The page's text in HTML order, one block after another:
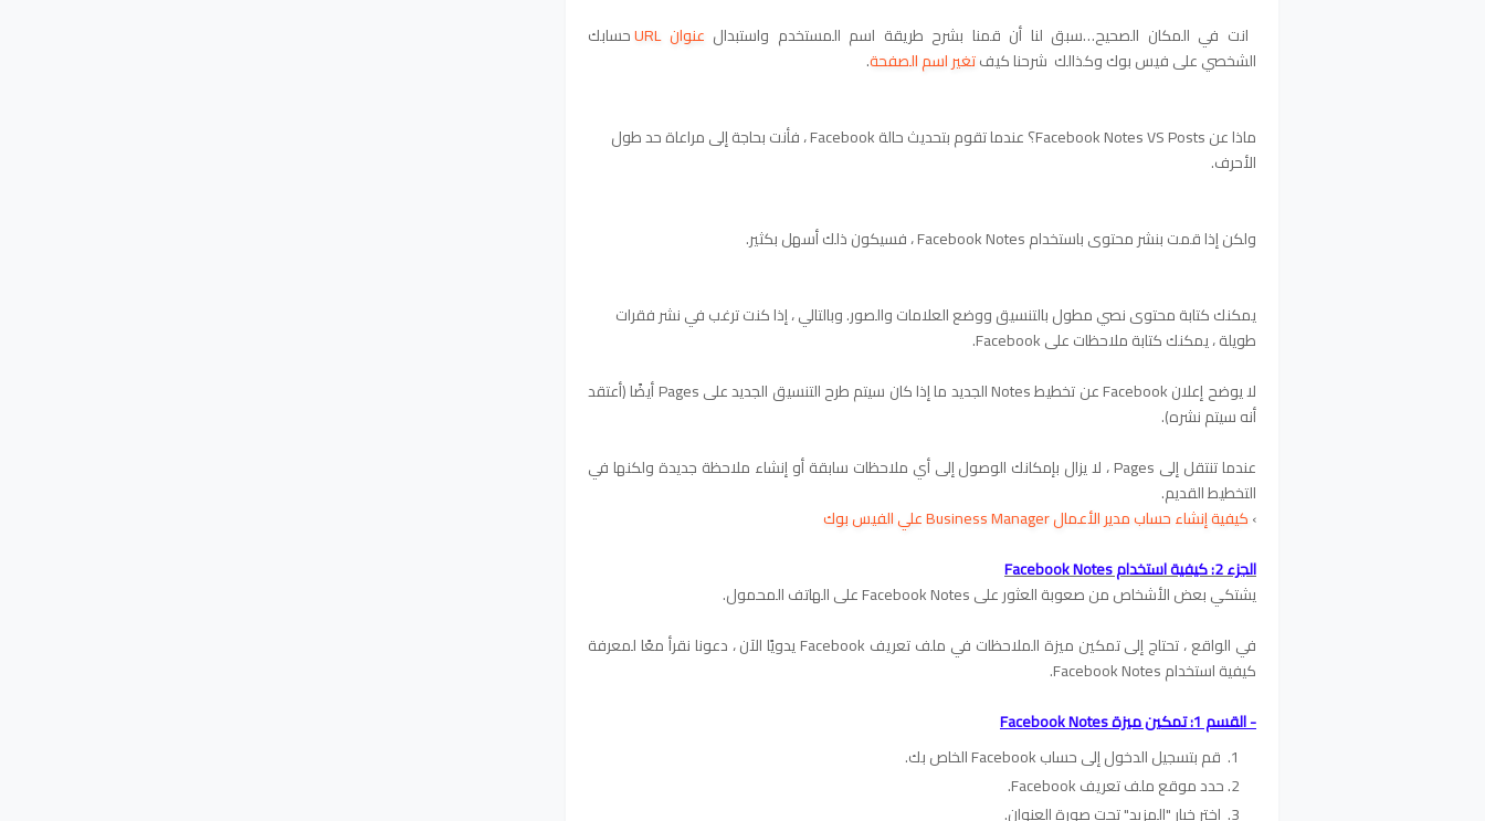
انت في المكان الصحيح…سبق لنا أن قمنا بشرح طريقة اسم المستخدم واستبدال عنوان URL
حسابك
الشخصي على فيس بوك وكذالك شرحنا كيفتغير اسم الصفحة.
ماذا عن Facebook Notes VS Posts؟ عندما تقوم بتحديث حالة Facebook ، فأنت بحاجة إلى مراعاة حد طول
الأحرف.
ولكن إذا قمت بنشر محتوى باستخدام Facebook Notes ، فسيكون ذلك أسهل بكثير.
يمكنك كتابة محتوى نصي مطول بالتنسيق ووضع العلامات والصور. وبالتالي ، إذا كنت ترغب في نشر فقرات
طويلة ، يمكنك كتابة ملاحظات على Facebook.
لا يوضح إعلان Facebook عن تخطيط Notes الجديد ما إذا كان سيتم طرح التنسيق الجديد على Pages أيضًا (أعتقد
أنه سيتم نشره).
عندما تنتقل إلى Pages ، لا يزال بإمكانك الوصول إلى أي ملاحظات سابقة أو إنشاء ملاحظة جديدة ولكنها في
التخطيط القديم.
›كيفية إنشاء حساب مدير الأعمال Business Manager علي الفيس بوك
الجزء 2: كيفية استخدام Facebook Notes
يشتكي بعض الأشخاص من صعوبة العثور على Facebook Notes على الهاتف المحمول.
في الواقع ، تحتاج إلى تمكين ميزة الملاحظات في ملف تعريف Facebook يدويًا
الآن ، دعونا نقرأ معًا لمعرفة
كيفية استخدام Facebook Notes.
- القسم 1: تمكين ميزة Facebook Notes
قم بتسجيل الدخول إلى حساب Facebook الخاص بك.
حدد موقع ملف تعريف Facebook.
اختر خيار "المزيد" تحت صورة العنوان.